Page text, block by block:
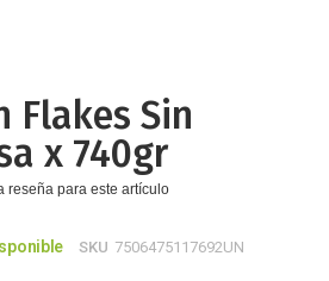
Flakes Sin
x 740gr
reseña para este artículo
SKU 7506475117692UN